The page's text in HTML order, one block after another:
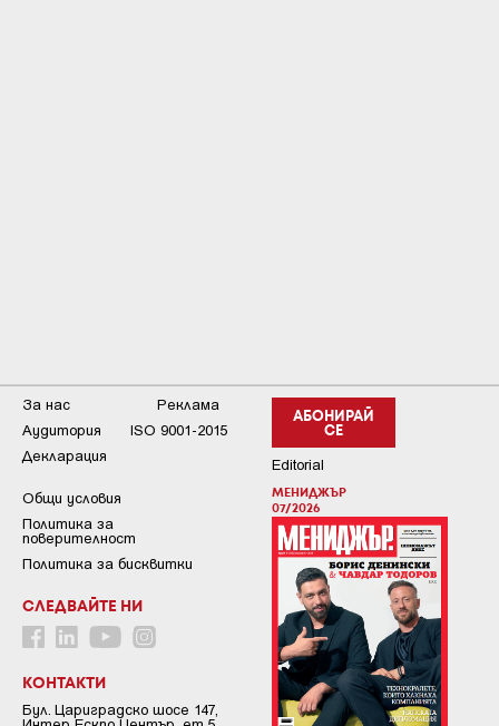
АБОНИРАЙ
СЕ
Editorial
МЕНИДЖЪР
07/2026
За нас
Реклама
Аудитория
ISO 9001-2015
Декларация
Общи условия
Пoлитикa зa
пoвepитeлнocт
Политика за бисквитки
СЛЕДВАЙТЕ НИ
КОНТАКТИ
Бул. Цариградско шосе 147,